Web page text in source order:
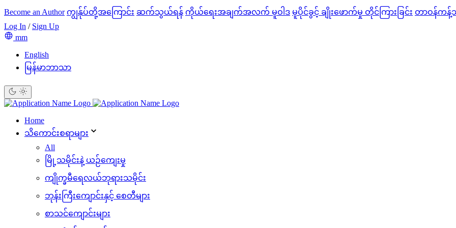
Become an Author ကျွန်ုပ်တို့အကြောင်း ဆက်သွယ်ရန် ကိုယ်ရေးအချက်အလက် မူဝါဒ မူပိုင်ခွင့် ချိုးဖောက်မှု တိုင်ကြားခြင်း တာဝန်ကန့်
Log In / Sign Up
mm
English
မြန်မာဘာသာ
Home
သိ‌ကောင်းစရာများ
All
မြို့သမိုင်းနဲ့ ယဉ်ကျေးမှု
ကျိုက္ခမီရေလယ်ဘုရားသမိုင်း
ဘုန်းကြီးကျောင်းနှင့် စေတီများ
စာသင်ကျောင်းများ